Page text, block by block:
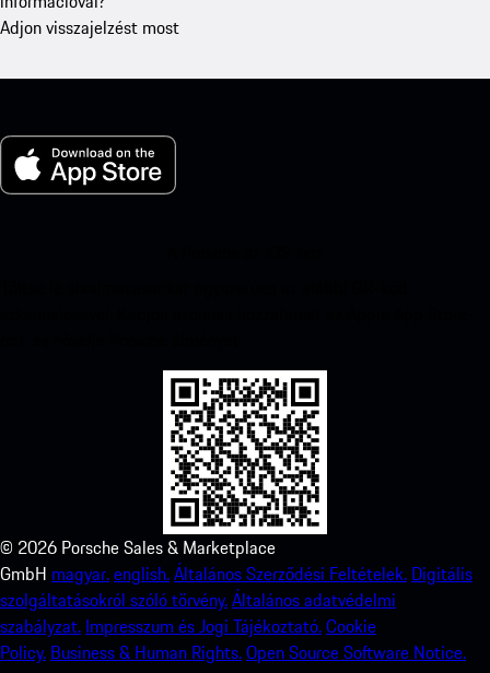
Adjon visszajelzést most
© 2026 Porsche Sales & Marketplace
GmbH magyar.english.Általános Szerződési Feltételek. Digitális
szolgáltatásokról szóló törvény.Általános adatvédelmi
szabályzat. Impresszum és Jogi Tájékoztató.Cookie
Policy. Business & Human Rights.Open Source Software Notice.